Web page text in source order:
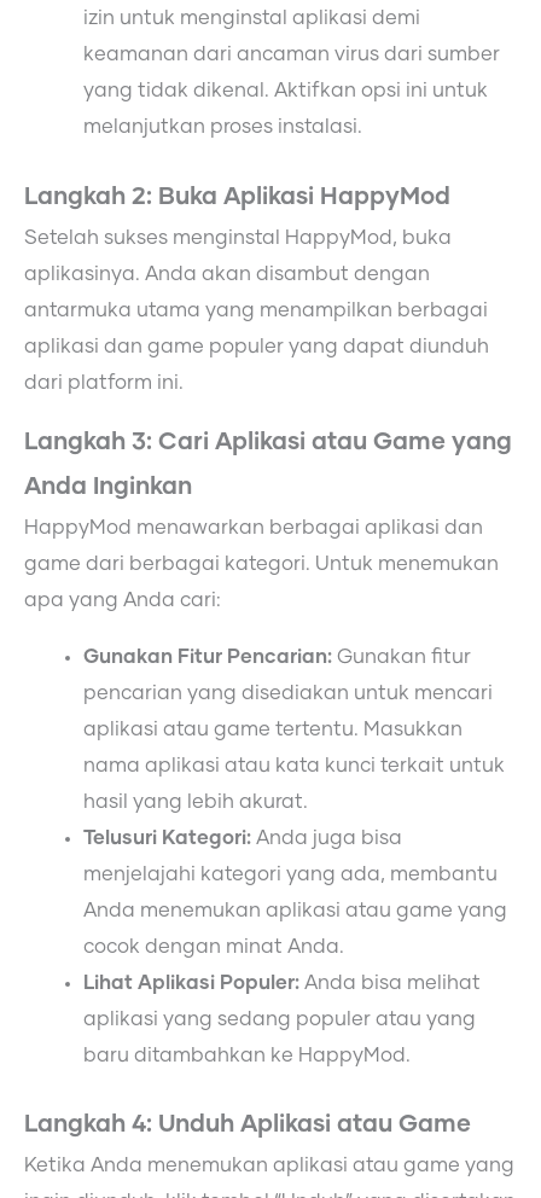
izin untuk menginstal aplikasi demi
keamanan dari ancaman virus dari sumber
yang tidak dikenal. Aktifkan opsi ini untuk
melanjutkan proses instalasi.
Langkah 2: Buka Aplikasi HappyMod
Setelah sukses menginstal HappyMod, buka
aplikasinya. Anda akan disambut dengan
antarmuka utama yang menampilkan berbagai
aplikasi dan game populer yang dapat diunduh
dari platform ini.
Langkah 3: Cari Aplikasi atau Game yang
Anda Inginkan
HappyMod menawarkan berbagai aplikasi dan
game dari berbagai kategori. Untuk menemukan
apa yang Anda cari:
Gunakan Fitur Pencarian:Gunakan fitur
pencarian yang disediakan untuk mencari
aplikasi atau game tertentu. Masukkan
nama aplikasi atau kata kunci terkait untuk
hasil yang lebih akurat.
Telusuri Kategori:Anda juga bisa
menjelajahi kategori yang ada, membantu
Anda menemukan aplikasi atau game yang
cocok dengan minat Anda.
Lihat Aplikasi Populer: Anda bisa melihat
aplikasi yang sedang populer atau yang
baru ditambahkan ke HappyMod.
Langkah 4: Unduh Aplikasi atau Game
Ketika Anda menemukan aplikasi atau game yang